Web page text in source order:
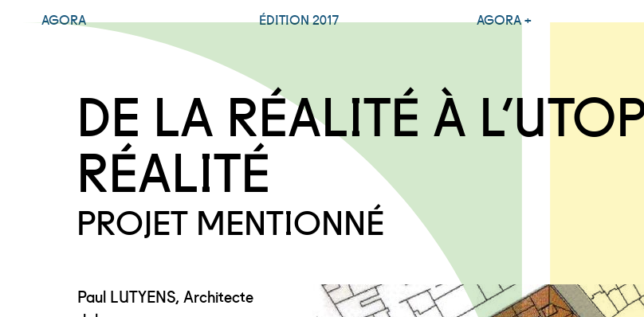
AGORA ÉDITION 2017 AGORA +
DE LA RÉALITÉ À
RÉALITÉ
PROJET MENTIONNÉ
Paul LUTYENS, Architecte